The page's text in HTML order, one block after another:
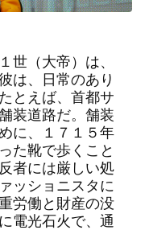
世（大帝）は、
は、日常のあり
とえば、首都サ
装道路だ。舗装
に、１７１５年
た靴で歩くこと
者には厳しい処
ッショニスタに
労働と財産の没
電光石火で、通